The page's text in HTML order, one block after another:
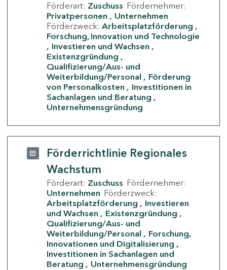
Förderart: Zuschuss Fördernehmer:
Privatpersonen
Unternehmen
Förderzweck: Arbeitsplatzförderung
Forschung, Innovation und Technologie
Investieren und Wachsen
Existenzgründung
Qualifizierung/Aus- und
Weiterbildung/Personal
Förderung
von Personalkosten
Investitionen in
Sachanlagen und Beratung
Unternehmensgründung
Förderrichtlinie Regionales
Wachstum
Förderart: Zuschuss Fördernehmer:
Unternehmen Förderzweck:
Arbeitsplatzförderung
Investieren
und Wachsen
Existenzgründung
Qualifizierung/Aus- und
Weiterbildung/Personal
Forschung,
Innovationen und Digitalisierung
Investitionen in Sachanlagen und
Beratung
Unternehmensgründung